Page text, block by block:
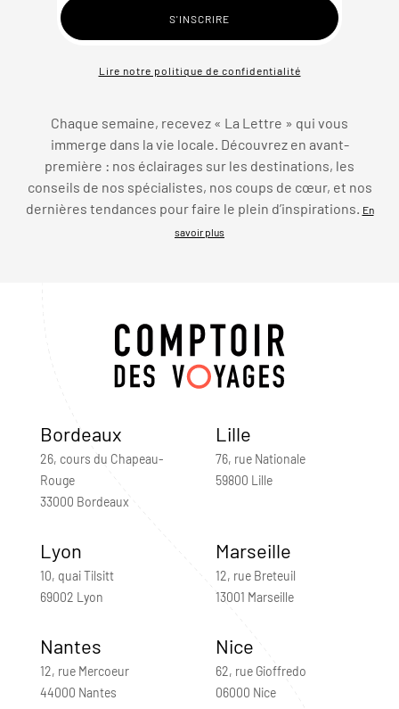
Lire notre politique de confidentialité
Chaque semaine, recevez « La Lettre » qui vous
immerge dans la vie locale. Découvrez en avant-
première : nos éclairages sur les destinations, les
conseils de nos spécialistes, nos coups de cœur, et nos
dernières tendances pour faire le plein d’inspirations.
En
savoir plus
Bordeaux
26, cours du Chapeau-
Rouge
33000 Bordeaux
Lille
76, rue Nationale
59800 Lille
Lyon
10, quai Tilsitt
69002 Lyon
Marseille
12, rue Breteuil
13001 Marseille
Nantes
12, rue Mercoeur
44000 Nantes
Nice
62, rue Gioffredo
06000 Nice